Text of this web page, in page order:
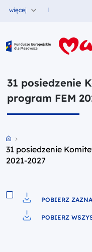
więcej
Fundusze Europejskie
31 posiedzenie
program FEM
Przejdź do strony
31 posiedzenie
2021-2027
Pobierz do pliku
POBIERZ
POBIERZ